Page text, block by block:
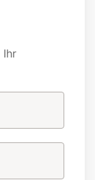
Ihr